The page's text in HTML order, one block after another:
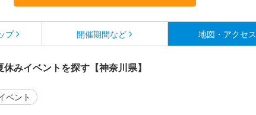
プ 開催期間など 地図・アクセス
みイベントを探す【神奈川県】
ベント